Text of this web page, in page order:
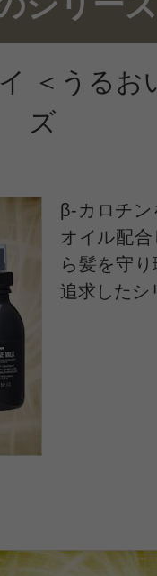
ので全体を湿
れるような、
悔…
コミを見る
＜うるお
ズ
β-カロチ
オイル配
ら髪を守
追求したシ